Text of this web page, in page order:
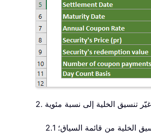
الخلية من قائمة السياق؛